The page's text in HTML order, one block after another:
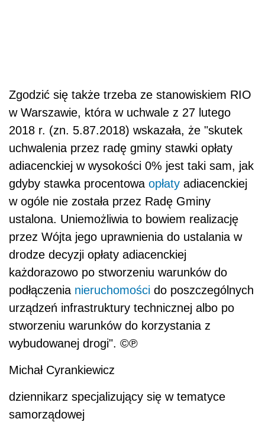
Zgodzić się także trzeba ze stanowiskiem RIO
w Warszawie, która w uchwale z 27 lutego
2018 r. (zn. 5.87.2018) wskazała, że "skutek
uchwalenia przez radę gminy stawki opłaty
adiacenckiej w wysokości 0% jest taki sam, jak
gdyby stawka procentowa opłaty adiacenckiej
w ogóle nie została przez Radę Gminy
ustalona. Uniemożliwia to bowiem realizację
przez Wójta jego uprawnienia do ustalania w
drodze decyzji opłaty adiacenckiej
każdorazowo po stworzeniu warunków do
podłączenia nieruchomości do poszczególnych
urządzeń infrastruktury technicznej albo po
stworzeniu warunków do korzystania z
wybudowanej drogi". ©℗
Michał Cyrankiewicz
dziennikarz specjalizujący się w tematyce
samorządowej